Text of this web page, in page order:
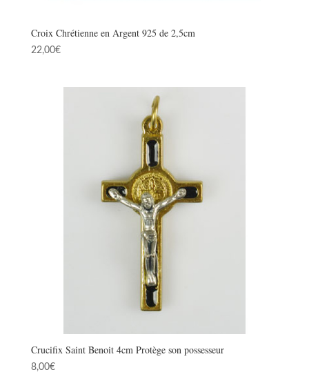
Croix Chrétienne en Argent 925 de 2,5cm
22,00€
Crucifix Saint Benoit 4cm Protège son possesseur
8,00€